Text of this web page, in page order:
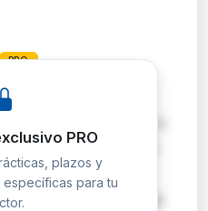
PRO
formaliza el
de Universidad
de Máquinas y
al Departamento de
PRO
plazos y
para tu